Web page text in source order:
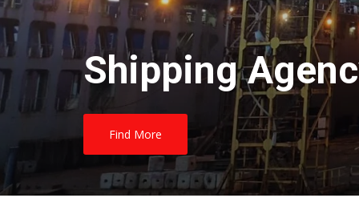
Shipping
Find More